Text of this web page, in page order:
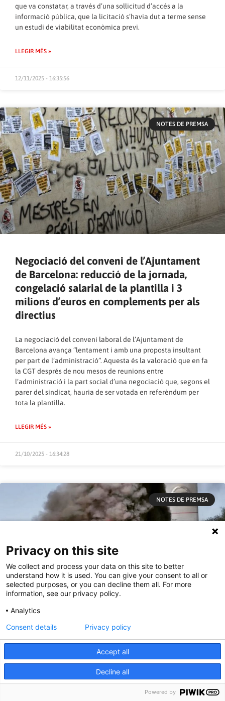
que va constatar, a través d’una sol·licitud d’accés a la
informació pública, que la licitació s’havia dut a terme sense
un estudi de viabilitat econòmica previ.
LLEGIR MÉS »
12/11/2025 - 16:35:56
NOTES DE PREMSA
Negociació del conveni de l’Ajuntament
de Barcelona: reducció de la jornada,
congelació salarial de la plantilla i 3
milions d’euros en complements per als
directius
La negociació del conveni laboral de l’Ajuntament de
Barcelona avança “lentament i amb una proposta insultant
per part de l’administració”. Aquesta és la valoració que en fa
la CGT després de nou mesos de reunions entre
l’administració i la part social d’una negociació que, segons el
parer del sindicat, hauria de ser votada en referèndum per
tota la plantilla.
LLEGIR MÉS »
21/10/2025 - 16:34:28
NOTES DE PREMSA
CGT anima a secundar la vaga del Metall
a Barcelona per pressionar els sindicats
Privacy on this site
We collect and process your data on this site to better
understand how it is used. You can give your consent to all or
selected purposes, or you can decline them all. For more
information, see our privacy policy.
Analytics
Accept all
Decline all
Consent details Privacy policy
Powered by